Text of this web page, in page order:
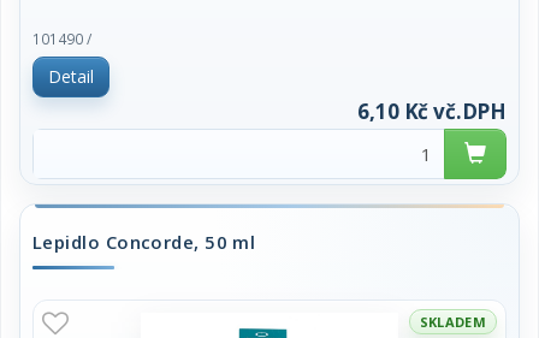
101490 /
Detail
6,10 Kč vč.DPH
Lepidlo Concorde, 50 ml
SKLADEM